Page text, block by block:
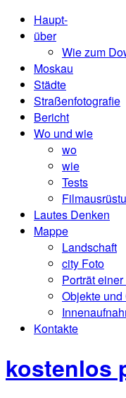
Haupt-
über
Wie zum
Moskau
Städte
Straßenfotografie
Bericht
Wo und wie
wo
wie
Tests
Lautes Denken
Mappe
Landschaft
city ​​Foto
Porträt einer
Objekte
Kontakte
kostenlos